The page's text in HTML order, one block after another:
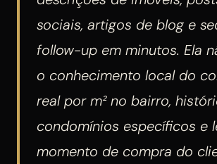
sociais, artigos de blog e
follow-up em minutos. Ela
o conhecimento local do
real por m² no bairro,
condomínios específicos e
momento de compra do